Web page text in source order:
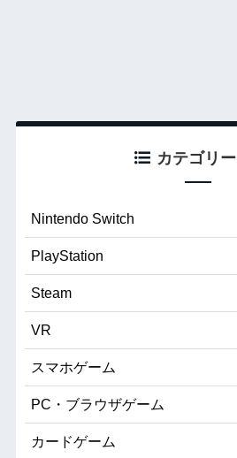
カテゴリー
Nintendo Switch
PlayStation
Steam
VR
スマホゲーム
PC・ブラウザゲーム
カードゲーム